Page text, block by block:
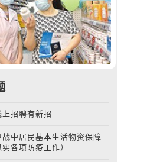
招聘有新招
中居民基本生活物资保障
各项防疫工作）